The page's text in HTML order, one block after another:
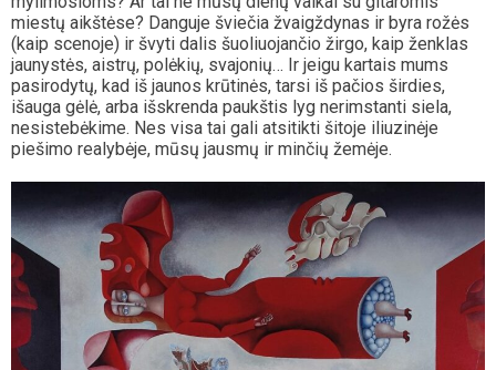
miestų aikštėse? Danguje šviečia žvaigždynas ir byra rožės
(kaip scenoje) ir švyti dalis šuoliuojančio žirgo, kaip ženklas
jaunystės, aistrų, polėkių, svajonių… Ir jeigu kartais mums
pasirodytų, kad iš jaunos krūtinės, tarsi iš pačios širdies,
išauga gėlė, arba išskrenda paukštis lyg nerimstanti siela,
nesistebėkime. Nes visa tai gali atsitikti šitoje iliuzinėje
piešimo realybėje, mūsų jausmų ir minčių žemėje.